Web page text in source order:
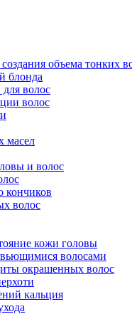
объема тонких
блонда
волос
волос
масел
и волос
кончиков
волос
кожи головы
волосами
окрашенных волос
кальция